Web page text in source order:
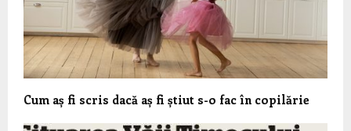
Cum aș fi scris dacă aș fi știut s-o fac în copilărie